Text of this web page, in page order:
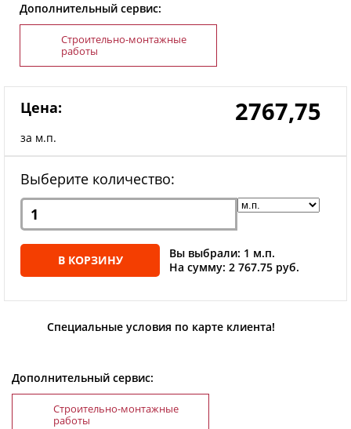
Дополнительный сервис:
Строительно-монтажные
работы
Цена:
за м.п.
2767,75
Выберите количество:
В КОРЗИНУ
Вы выбрали: 1 м.п.
На сумму: 2 767.75 руб.
Специальные условия по карте клиента!
Дополнительный сервис:
Строительно-монтажные
работы